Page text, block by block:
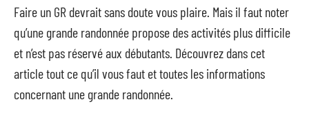
Faire un GR devrait sans doute vous plaire. Mais il faut noter
qu’une grande randonnée propose des activités plus difficile
et n’est pas réservé aux débutants. Découvrez dans cet
article tout ce qu’il vous faut et toutes les informations
concernant une grande randonnée.